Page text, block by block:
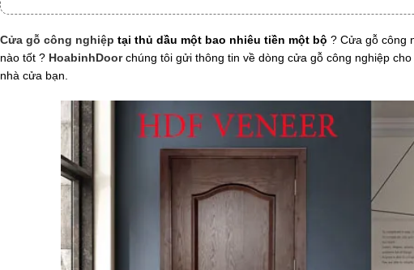
Cửa gỗ công nghiệp tại thủ dầu một bao nhiêu tiền một bộ ? Cửa gỗ công
nào tốt ? HoabinhDoorchúng tôi gửi thông tin về dòng cửa gỗ công nghiệp
nhà cửa bạn.